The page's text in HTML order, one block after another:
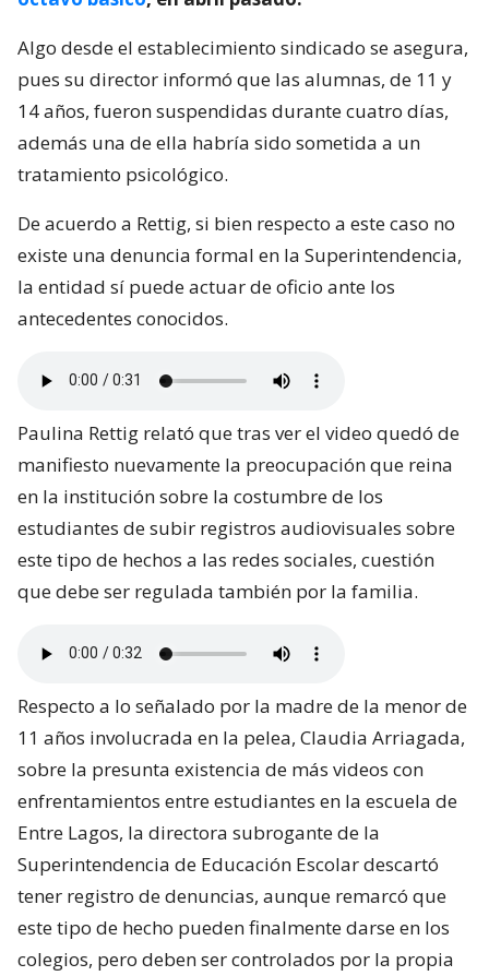
Algo desde el establecimiento sindicado se asegura,
pues su director informó que las alumnas, de 11 y
14 años, fueron suspendidas durante cuatro días,
además una de ella habría sido sometida a un
tratamiento psicológico.
De acuerdo a Rettig, si bien respecto a este caso no
existe una denuncia formal en la Superintendencia,
la entidad sí puede actuar de oficio ante los
antecedentes conocidos.
Paulina Rettig relató que tras ver el video quedó de
manifiesto nuevamente la preocupación que reina
en la institución sobre la costumbre de los
estudiantes de subir registros audiovisuales sobre
este tipo de hechos a las redes sociales, cuestión
que debe ser regulada también por la familia.
Respecto a lo señalado por la madre de la menor de
11 años involucrada en la pelea, Claudia Arriagada,
sobre la presunta existencia de más videos con
enfrentamientos entre estudiantes en la escuela de
Entre Lagos, la directora subrogante de la
Superintendencia de Educación Escolar descartó
tener registro de denuncias, aunque remarcó que
este tipo de hecho pueden finalmente darse en los
colegios, pero deben ser controlados por la propia